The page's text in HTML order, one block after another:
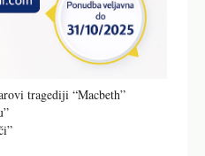
tragediji “Macbeth”